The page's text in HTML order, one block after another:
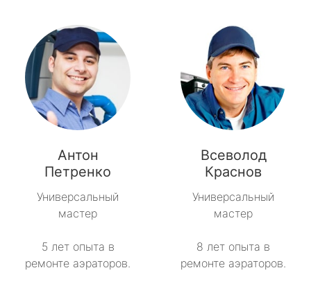
Антон
Петренко
Универсальный
мастер
5 лет опыта в
ремонте аэраторов.
Всеволод
Краснов
Универсальный
мастер
8 лет опыта в
ремонте аэраторов.